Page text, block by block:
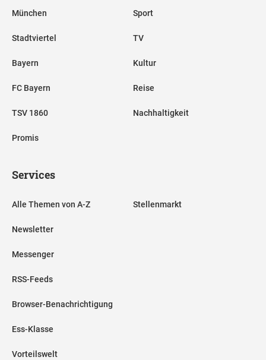
München
Stadtviertel
Bayern
FC Bayern
TSV 1860
Promis
Sport
TV
Kultur
Reise
Nachhaltigkeit
Services
Alle Themen von A-Z
Newsletter
Messenger
RSS-Feeds
Browser-Benachrichtigung
Ess-Klasse
Vorteilswelt
Stellenmarkt